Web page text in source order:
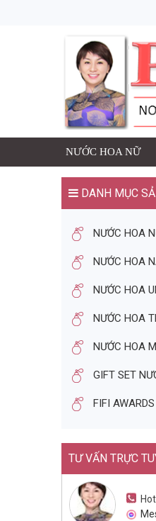
NƯỚC HOA NỮ
DANH MỤC
NƯỚC HOA
NƯỚC HOA
NƯỚC HOA
NƯỚC HOA
NƯỚC HOA
GIFT SET
FIFI AWARDS
TƯ VẤN TRỰC